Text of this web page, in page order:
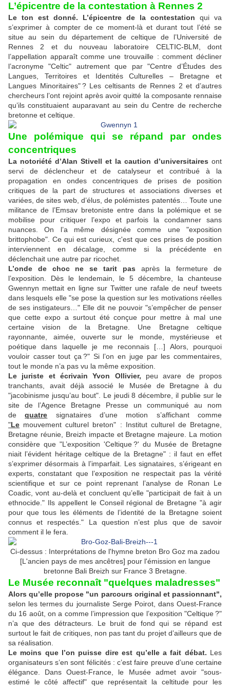
L’épicentre de la contestation à Rennes 2
Le ton est donné. L’épicentre de la contestation qui va
s’exprimer à compter de ce moment-là et durant tout l’été se
situe au sein du département de celtique de l’Université de
Rennes 2 et du nouveau laboratoire CELTIC-BLM, dont
l’appellation apparaît comme une trouvaille : comment décliner
l’acronyme "Celtic" autrement que par "Centre d’Études des
Langues, Territoires et Identités Culturelles – Bretagne et
Langues Minoritaires" ? Les celtisants de Rennes 2 et d’autres
chercheurs l’ont rejoint après avoir quitté la composante rennaise
qu’ils constituaient auparavant au sein du Centre de recherche
bretonne et celtique.
Une polémique qui se répand par ondes
concentriques
La notoriété d’Alan Stivell et la caution d’universitaires ont
servi de déclencheur et de catalyseur et contribué à la
propagation en ondes concentriques de prises de position
critiques de la part de structures et associations diverses et
variées, de sites web, d’élus, de polémistes patentés… Toute une
militance de l’Emsav bretoniste entre dans la polémique et se
mobilise pour critiquer l’expo et parfois la condamner sans
nuances. On l’a même désignée comme une "exposition
brittophobe". Ce qui est curieux, c'est que ces prises de position
interviennent en décalage, comme si la précédente en
déclenchait une autre par ricochet.
L’onde de choc ne se tarit pas après la fermeture de
l’exposition. Dès le lendemain, le 5 décembre, la chanteuse
Gwennyn mettait en ligne sur Twitter une rafale de neuf tweets
dans lesquels elle "se pose la question sur les motivations réelles
de ses instigateurs…" Elle dit ne pouvoir "s’empêcher de penser
que cette expo a surtout été conçue pour mettre à mal une
certaine vision de la Bretagne. Une Bretagne celtique
rayonnante, aimée, ouverte sur le monde, mystérieuse et
poétique dans laquelle je me reconnais […] Alors, pourquoi
vouloir casser tout ça ?" Si l’on en juge par les commentaires,
tout le monde n’a pas vu la même exposition.
Le juriste et écrivain Yvon Ollivier, peu avare de propos
tranchants, avait déjà associé le Musée de Bretagne à du
"jacobinisme jusqu’au bout". Le jeudi 8 décembre, il publie sur le
site de l’Agence Bretagne Presse un communiqué au nom
dequatre signataires d’une motion s’affichant comme
"Le mouvement culturel breton" : Institut culturel de Bretagne,
Bretagne réunie, Breizh impacte et Bretagne majeure. La motion
considère que "L’exposition 'Celtique ?' du Musée de Bretagne
niait l’évident héritage celtique de la Bretagne" : il faut en effet
s’exprimer désormais à l’imparfait. Les signataires, s’érigeant en
experts, constatant que l’exposition ne respectait pas la vérité
scientifique et sur ce point reprenant l’analyse de Ronan Le
Coadic, vont au-delà et concluent qu’elle "participait de fait à un
ethnocide." Ils appellent le Conseil régional de Bretagne "à agir
pour que tous les éléments de l’identité de la Bretagne soient
connus et respectés." La question n’est plus que de savoir
comment il le fera.
Ci-dessus : Interprétations de l'hymne breton Bro Goz ma zadou
[L'ancien pays de mes ancêtres] pour l'émission en langue
bretonne Bali Breizh sur France 3 Bretagne.
Le Musée reconnaît "quelques maladresses"
Alors qu’elle propose "un parcours original et passionnant",
selon les termes du journaliste Serge Poirot, dans Ouest-France
du 16 août, on a comme l’impression que l’exposition "Celtique ?"
n’a que des détracteurs. Le bruit de fond qui se répand est
surtout le fait de critiques, non pas tant du projet d’ailleurs que de
sa réalisation.
Le moins que l’on puisse dire est qu’elle a fait débat. Les
organisateurs s’en sont félicités : c’est faire preuve d’une certaine
élégance. Dans Ouest-France, le Musée admet avoir "sous-
estimé le côté affectif" que représentait la celtitude pour les